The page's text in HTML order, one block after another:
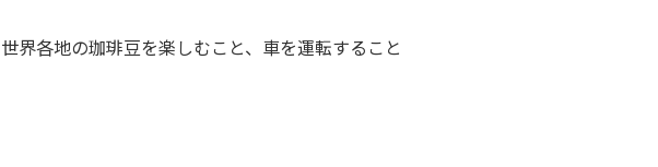
世界各地の珈琲豆を楽しむこと、車を運転すること